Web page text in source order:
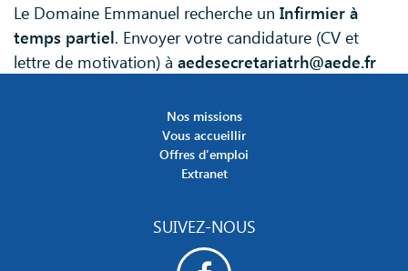
Le Domaine Emmanuel recherche un Infirmier à
temps partiel. Envoyer votre candidature (CV et
lettre de motivation) à aedesecretariatrh@aede.fr
Nos missions
Vous accueillir
Offres d’emploi
Extranet
SUIVEZ-NOUS